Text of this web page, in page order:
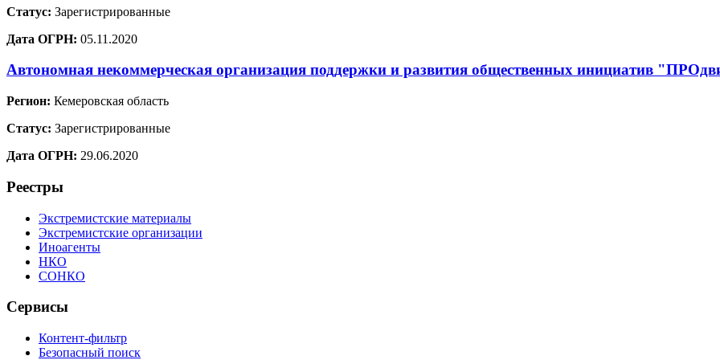
Статус: Зарегистрированные
Дата ОГРН: 05.11.2020
Автономная некоммерческая организация поддержки и развития общественных инициатив
Регион: Кемеровская область
Статус: Зарегистрированные
Дата ОГРН: 29.06.2020
Реестры
Экстремистские материалы
Экстремистские организации
Иноагенты
НКО
СОНКО
Сервисы
Контент-фильтр
Безопасный поиск